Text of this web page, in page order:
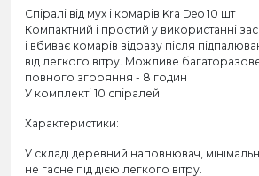
Спіралі від мух і комарів Kra Deo 10 шт
Компактний і простий у використанні
і вбиває комарів відразу після
від легкого вітру. Можливе
повного згоряння - 8 годин
У комплекті 10 спіралей.
Характеристики:
У складі деревний наповнювач,
не гасне під дією легкого вітру.